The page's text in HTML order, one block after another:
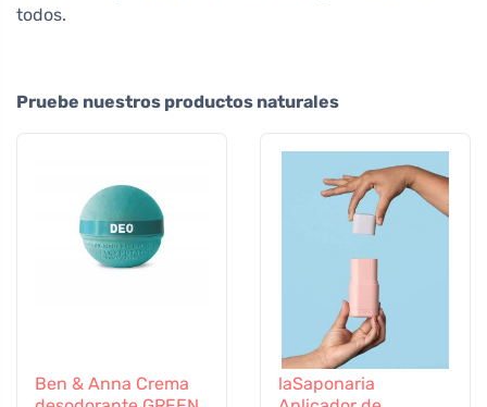
todos.
Pruebe nuestros productos naturales
Ben & Anna Crema
laSaponaria